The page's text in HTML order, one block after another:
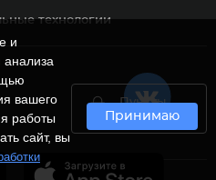
Пункты
самовывоза
технологии
и
анализа
вашего
работы
сайт, вы
Принимаю